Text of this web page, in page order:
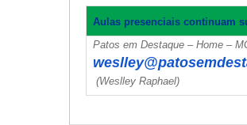
Aulas presenciais continuam
Patos em Destaque – Home –
(Weslley Raphael)